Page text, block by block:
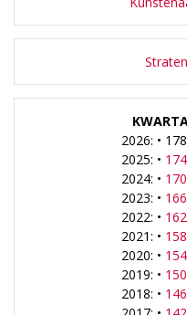
Straten
2026: •
2025: • 174
2024: • 170
2023: • 166
2022: • 162
2021: • 158
2020: • 154
2019: • 150
2018: • 146